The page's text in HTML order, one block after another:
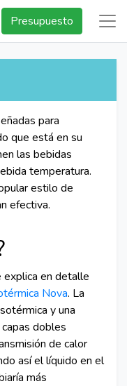
Presupuesto
para
que está en su
las bebidas
temperatura.
estilo de
efectiva.
explica en detalle
Nova. La
y una
dobles
de calor
así el líquido en el
más